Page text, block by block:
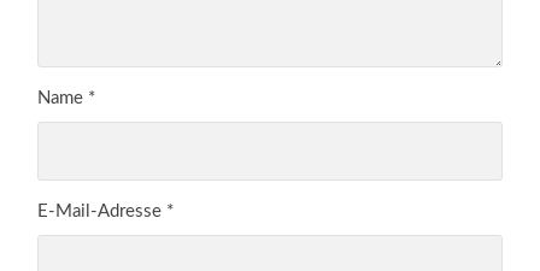
Name *
E-Mail-Adresse *